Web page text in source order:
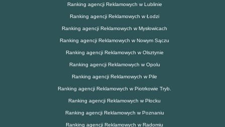
Ranking agencji Reklamowych w Lublinie
Ranking agencji Reklamowych w Łodzi
Ranking agencji Reklamowych w Mysłowicach
Ranking agencji Reklamowych w Nowym Sączu
Ranking agencji Reklamowych w Olsztynie
Ranking agencji Reklamowych w Opolu
Ranking agencji Reklamowych w Pile
Ranking agencji Reklamowych w Piotrkowie Tryb.
Ranking agencji Reklamowych w Płocku
Ranking agencji Reklamowych w Poznaniu
Ranking agencji Reklamowych w Radomiu